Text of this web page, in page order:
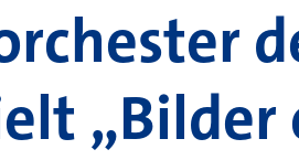
„Bilder